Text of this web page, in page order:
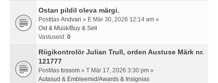
Ostan pildil oleva märgi.
Postitas Andvari » E Mär 30, 2026 12:14 am »
Ost & Müük/Buy & Sell
Vastuseid: 0
Riigikontrolör Julian Trull, orden Austuse Märk nr.
121777
Postitas tossom » T Mär 17, 2026 3:30 pm »
Autasud & Embleemid/Awards & Insignias